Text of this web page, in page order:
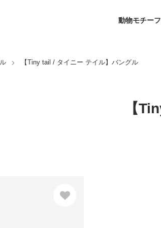
動物モチー
【Tiny tail / タイニー テイル】バングル
【